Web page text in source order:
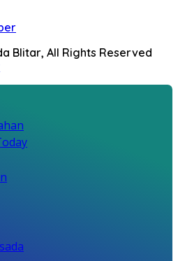
Blitar, All Rights Reserved